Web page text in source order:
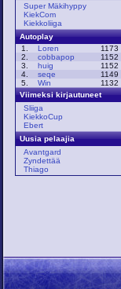
Super Mäkihyppy
KiekCom
Kiekkoliiga
Autoplay
1.
Loren
1173
2.
cobbapop
1152
3.
huig
1152
4.
seqe
1149
5.
Win
1132
Viimeksi kirjautuneet
Sliiga
KiekkoCup
Ebert
Uusia pelaajia
Avantgard
Zyndettää
Thiago